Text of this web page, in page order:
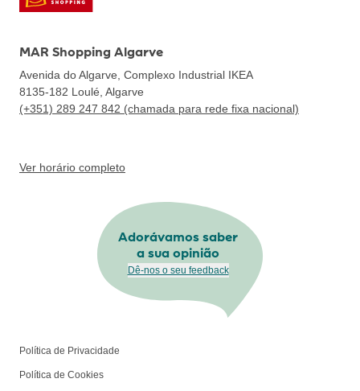
MAR Shopping Algarve
Avenida do Algarve, Complexo Industrial IKEA
8135-182 Loulé, Algarve
(+351) 289 247 842 (chamada para rede fixa nacional)
Ver horário completo
Adorávamos saber
a sua opinião
Dê-nos o seu feedback
Política de Privacidade
Política de Cookies